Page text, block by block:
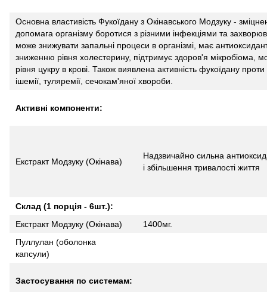
Основна властивість Фукоїдану з Окінавського Модзуку -
допомага організму боротися з різними інфекціями та
може знижувати запальні процеси в організмі, має
зниженню рівня холестерину, підтримує здоров'я мікробіома,
рівня цукру в крові. Також виявлена активність фукоїдану
ішемії, туляремії, сечокам'яної хвороби.
Активні компоненти:
Екстракт Модзуку (Окінава)
Надзвичайно сильна
і збільшення тривалості життя
Склад (1 порція - 6шт.):
Екстракт Модзуку (Окінава)
1400мг.
Пуллулан (оболонка
капсули)
Застосування по системам: